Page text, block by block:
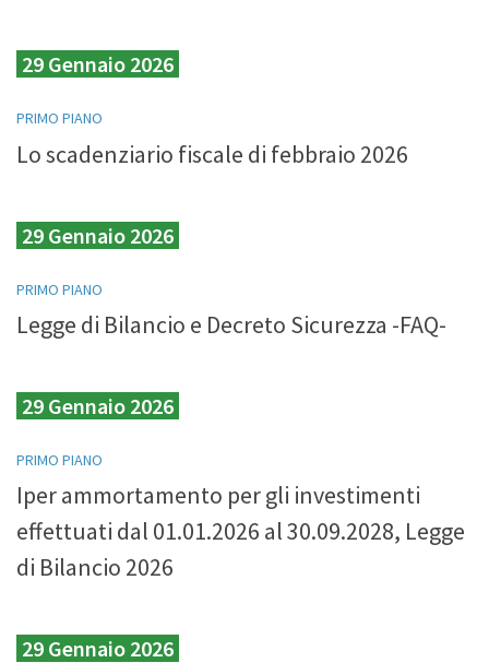
29 Gennaio 2026
PRIMO PIANO
Lo scadenziario fiscale di febbraio 2026
29 Gennaio 2026
PRIMO PIANO
Legge di Bilancio e Decreto Sicurezza -FAQ-
29 Gennaio 2026
PRIMO PIANO
Iper ammortamento per gli investimenti
effettuati dal 01.01.2026 al 30.09.2028, Legge
di Bilancio 2026
29 Gennaio 2026